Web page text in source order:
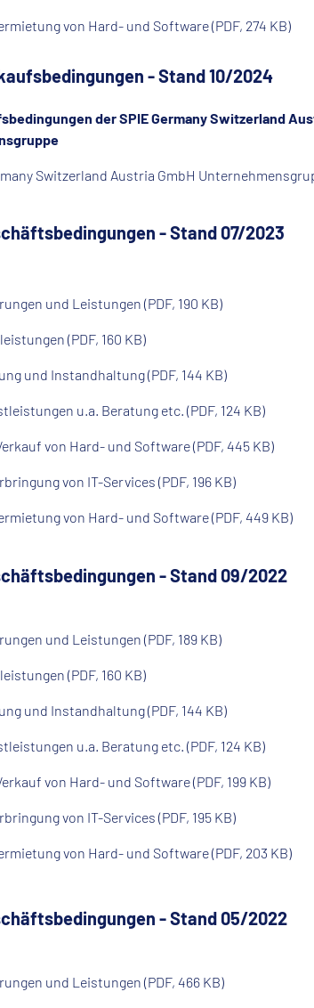
von Hard- und Software (PDF, 274 KB)
- Stand 10/2024
der SPIE Germany Switzerland
Switzerland Austria GmbH
- Stand 07/2023
und Leistungen (PDF, 190 KB)
(PDF, 160 KB)
und Instandhaltung (PDF, 144 KB)
u.a. Beratung etc. (PDF, 124 KB)
von Hard- und Software (PDF, 445 KB)
von IT-Services (PDF, 196 KB)
von Hard- und Software (PDF, 449 KB)
- Stand 09/2022
und Leistungen (PDF, 189 KB)
(PDF, 160 KB)
und Instandhaltung (PDF, 144 KB)
u.a. Beratung etc. (PDF, 124 KB)
von Hard- und Software (PDF, 199 KB)
von IT-Services (PDF, 195 KB)
von Hard- und Software (PDF, 203 KB)
- Stand 05/2022
und Leistungen (PDF, 466 KB)